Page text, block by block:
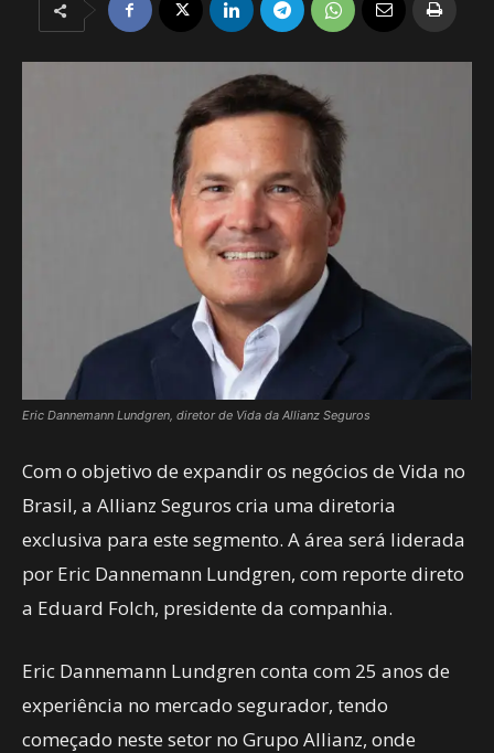
Eric Dannemann Lundgren, diretor de Vida da Allianz Seguros
Com o objetivo de expandir os negócios de Vida no
Brasil, a Allianz Seguros cria uma diretoria
exclusiva para este segmento. A área será liderada
por Eric Dannemann Lundgren, com reporte direto
a Eduard Folch, presidente da companhia.
Eric Dannemann Lundgren conta com 25 anos de
experiência no mercado segurador, tendo
começado neste setor no Grupo Allianz, onde